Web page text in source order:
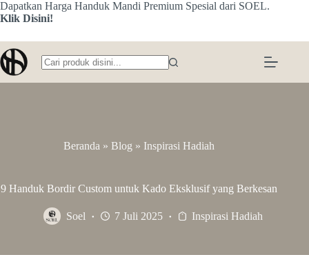
Skip
to
Dapatkan Harga Handuk Mandi Premium Spesial dari SOEL.
Klik Disini!
Beranda »Blog » Inspirasi Hadiah
9 Handuk Bordir Custom untuk Kado Eksklusif yang Berkesan
Soel 7 Juli 2025 Inspirasi Hadiah